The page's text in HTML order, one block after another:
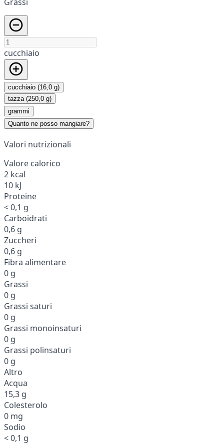
cucchiaio
cucchiaio (16,0 g)
tazza (250,0 g)
grammi
Quanto ne posso mangiare?
Valori nutrizionali
Valore calorico
2 kcal
10 kJ
Proteine
< 0,1 g
Carboidrati
0,6 g
Zuccheri
0,6 g
Fibra alimentare
0 g
Grassi
0 g
Grassi saturi
0 g
Grassi monoinsaturi
0 g
Grassi polinsaturi
0 g
Altro
Acqua
15,3 g
Colesterolo
0 mg
Sodio
< 0,1 g